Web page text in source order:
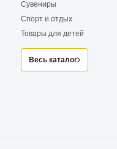
Сувениры
Спорт и отдых
Товары для детей
Весь каталог